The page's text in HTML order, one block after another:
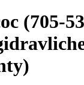
(705-